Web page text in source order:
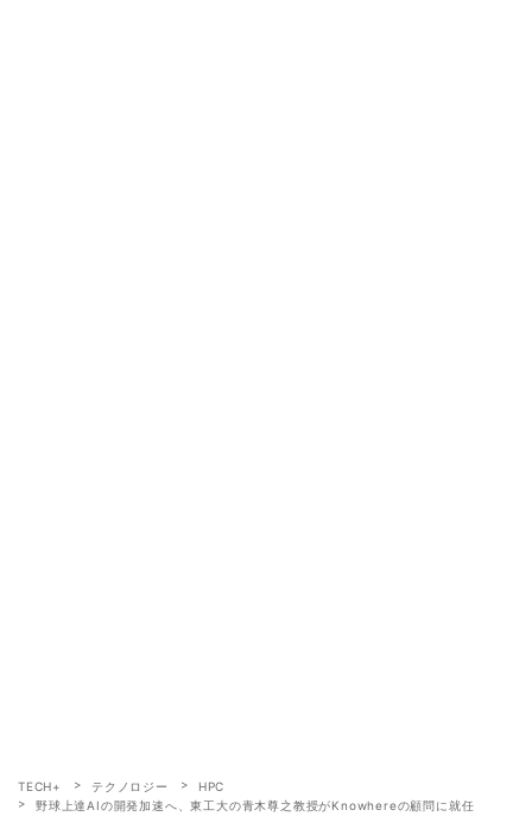
TECH+ テクノロジー
HPC
野球上達AIの開発加速へ、東工大の青木尊之教授がKnowhereの顧問に就任